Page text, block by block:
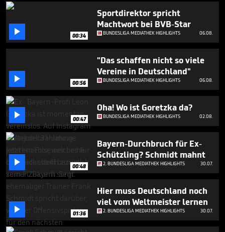
50
 00:34
Sportdirektor spricht
Machtwort bei BVB-Star
BUNDESLIGA MEDIATHEK HIGHLIGHTS 06.08.
 00:56
"Das schaffen nicht so viele
Vereine in Deutschland"
BUNDESLIGA MEDIATHEK HIGHLIGHTS 06.08.
 00:47
Oha! Wo ist Goretzka da?
BUNDESLIGA MEDIATHEK HIGHLIGHTS 02.08.
 00:48
Bayern-Durchbruch für Ex-
Schützling? Schmidt mahnt
2. BUNDESLIGA MEDIATHEK HIGHLIGHTS 30.07.
 01:36
Hier muss Deutschland noch
viel vom Weltmeister lernen
2. BUNDESLIGA MEDIATHEK HIGHLIGHTS 30.07.